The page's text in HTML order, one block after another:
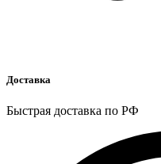
Доставка
Быстрая доставка по РФ